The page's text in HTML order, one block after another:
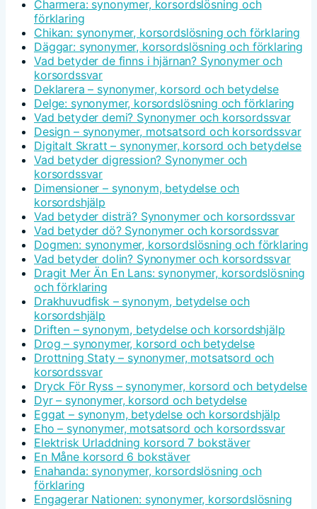
Charmera: synonymer, korsordslösning och
förklaring
Chikan: synonymer, korsordslösning och förklaring
Däggar: synonymer, korsordslösning och förklaring
Vad betyder de finns i hjärnan? Synonymer och
korsordssvar
Deklarera – synonymer, korsord och betydelse
Delge: synonymer, korsordslösning och förklaring
Vad betyder demi? Synonymer och korsordssvar
Design – synonymer, motsatsord och korsordssvar
Digitalt Skratt – synonymer, korsord och betydelse
Vad betyder digression? Synonymer och
korsordssvar
Dimensioner – synonym, betydelse och
korsordshjälp
Vad betyder disträ? Synonymer och korsordssvar
Vad betyder dö? Synonymer och korsordssvar
Dogmen: synonymer, korsordslösning och förklaring
Vad betyder dolin? Synonymer och korsordssvar
Dragit Mer Än En Lans: synonymer, korsordslösning
och förklaring
Drakhuvudfisk – synonym, betydelse och
korsordshjälp
Driften – synonym, betydelse och korsordshjälp
Drog – synonymer, korsord och betydelse
Drottning Staty – synonymer, motsatsord och
korsordssvar
Dryck För Ryss – synonymer, korsord och betydelse
Dyr – synonymer, korsord och betydelse
Eggat – synonym, betydelse och korsordshjälp
Eho – synonymer, motsatsord och korsordssvar
Elektrisk Urladdning korsord 7 bokstäver
En Måne korsord 6 bokstäver
Enahanda: synonymer, korsordslösning och
förklaring
Engagerar Nationen: synonymer, korsordslösning